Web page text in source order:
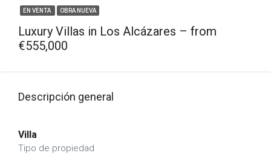
EN VENTA OBRA NUEVA
Luxury Villas in Los Alcázares – from
€555,000
Descripción general
Villa
Tipo de propiedad